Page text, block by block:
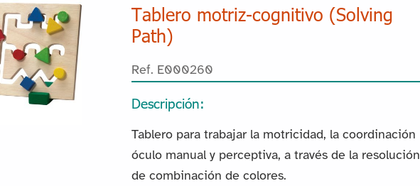
Tablero motriz-cognitivo (Solving
Path)
Ref. E000260
Descripción:
Tablero para trabajar la motricidad, la coordinación
óculo manual y perceptiva, a través de la resolución
de combinación de colores.